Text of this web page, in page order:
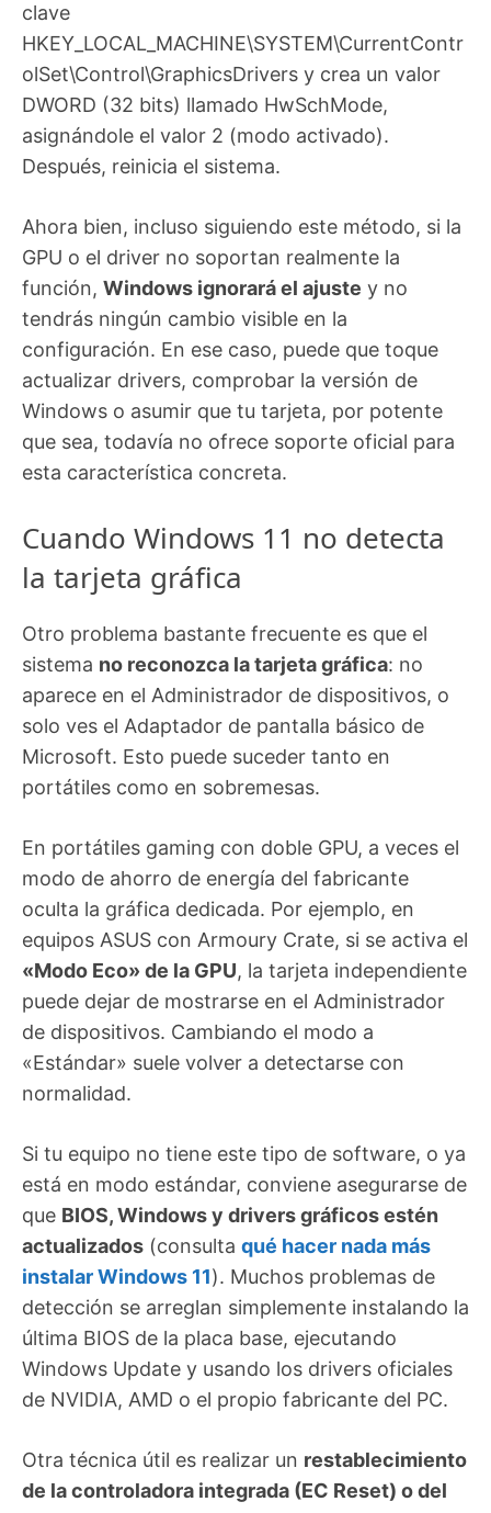
clave
HKEY_LOCAL_MACHINE\SYSTEM\CurrentContr
olSet\Control\GraphicsDrivers y crea un valor
DWORD (32 bits) llamado HwSchMode,
asignándole el valor 2 (modo activado).
Después, reinicia el sistema.
Ahora bien, incluso siguiendo este método, si la
GPU o el driver no soportan realmente la
función, Windows ignorará el ajuste y no
tendrás ningún cambio visible en la
configuración. En ese caso, puede que toque
actualizar drivers, comprobar la versión de
Windows o asumir que tu tarjeta, por potente
que sea, todavía no ofrece soporte oficial para
esta característica concreta.
Cuando Windows 11 no detecta
la tarjeta gráfica
Otro problema bastante frecuente es que el
sistema no reconozca la tarjeta gráfica: no
aparece en el Administrador de dispositivos, o
solo ves el Adaptador de pantalla básico de
Microsoft. Esto puede suceder tanto en
portátiles como en sobremesas.
En portátiles gaming con doble GPU, a veces el
modo de ahorro de energía del fabricante
oculta la gráfica dedicada. Por ejemplo, en
equipos ASUS con Armoury Crate, si se activa el
«Modo Eco» de la GPU, la tarjeta independiente
puede dejar de mostrarse en el Administrador
de dispositivos. Cambiando el modo a
«Estándar» suele volver a detectarse con
normalidad.
Si tu equipo no tiene este tipo de software, o ya
está en modo estándar, conviene asegurarse de
que BIOS, Windows y drivers gráficos estén
actualizados (consulta qué hacer nada más
instalar Windows 11). Muchos problemas de
detección se arreglan simplemente instalando la
última BIOS de la placa base, ejecutando
Windows Update y usando los drivers oficiales
de NVIDIA, AMD o el propio fabricante del PC.
Otra técnica útil es realizar un restablecimiento
de la controladora integrada (EC Reset) o del